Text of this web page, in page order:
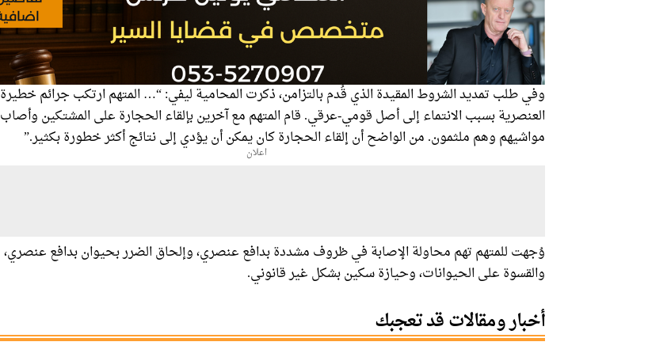
وفي طلب تمديد الشروط المقيدة الذي قُدم بالتزامن، ذكرت المحامية ليفي: “… المتهم ارتكب جرائم
العنصرية بسبب الانتماء إلى أصل قومي-عرقي. قام المتهم مع آخرين بإلقاء الحجارة على المشتكين وأصاب
مواشيهم وهم ملثمون. من الواضح أن إلقاء الحجارة كان يمكن أن يؤدي إلى نتائج أكثر خطورة بكثير.”
اعلان
وُجهت للمتهم تهم محاولة الإصابة في ظروف مشددة بدافع عنصري، وإلحاق الضرر بحيوان بدافع عنصري،
والقسوة على الحيوانات، وحيازة سكين بشكل غير قانوني.
أخبار ومقالات قد تعجبك